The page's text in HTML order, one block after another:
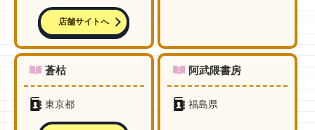
店舗サイトへ
蒼枯
東京都
阿武隈書房
福島県